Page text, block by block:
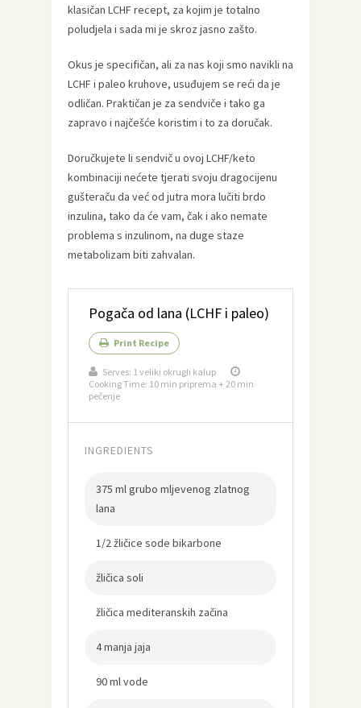
klasičan LCHF recept, za kojim je totalno
poludjela i sada mi je skroz jasno zašto.
Okus je specifičan, ali za nas koji smo navikli na
LCHF i paleo kruhove, usuđujem se reći da je
odličan. Praktičan je za sendviče i tako ga
zapravo i najčešće koristim i to za doručak.
Doručkujete li sendvič u ovoj LCHF/keto
kombinaciji nećete tjerati svoju dragocijenu
gušteraču da već od jutra mora lučiti brdo
inzulina, tako da će vam, čak i ako nemate
problema s inzulinom, na duge staze
metabolizam biti zahvalan.
Pogača od lana (LCHF i paleo)
Print Recipe
Serves: 1 veliki okrugli kalup
Cooking Time: 10 min priprema + 20 min
pečenje
INGREDIENTS
375 ml grubo mljevenog zlatnog
lana
1/2 žličice sode bikarbone
žličica soli
žličica mediteranskih začina
4 manja jaja
90 ml vode